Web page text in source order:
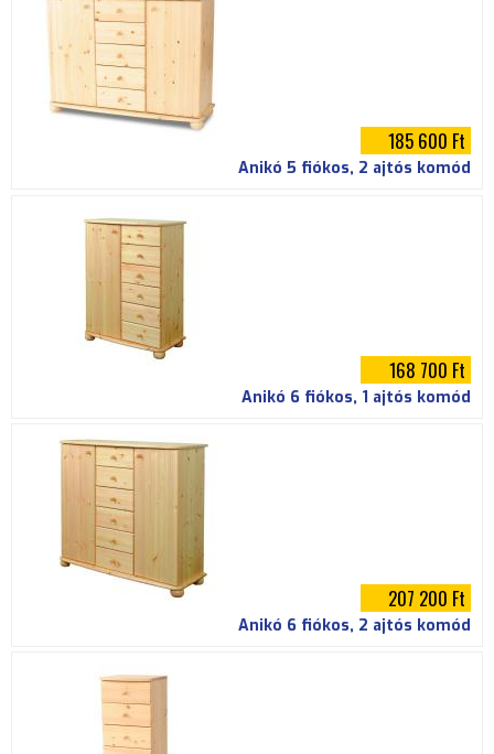
185 600 Ft
Anikó 5 fiókos, 2 ajtós komód
168 700 Ft
Anikó 6 fiókos, 1 ajtós komód
207 200 Ft
Anikó 6 fiókos, 2 ajtós komód